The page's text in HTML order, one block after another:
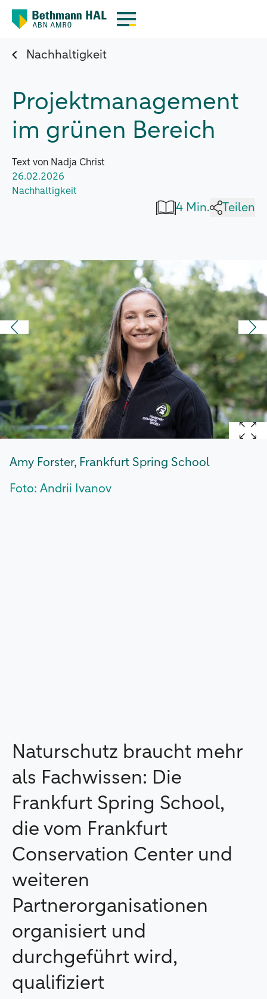
Nachhaltigkeit
Projektmanagement
im grünen Bereich
Text von Nadja Christ
26.02.2026
Nachhaltigkeit
4 Min. Teilen
Amy Forster, Frankfurt Spring School
Foto: Andrii Ivanov
Naturschutz braucht mehr
als Fachwissen: Die
Frankfurt Spring School,
die vom Frankfurt
Conservation Center und
weiteren
Partnerorganisationen
organisiert und
durchgeführt wird,
qualifiziert